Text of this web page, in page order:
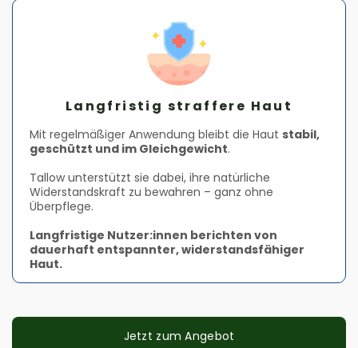
Langfristig straffere Haut
Mit regelmäßiger Anwendung bleibt die Haut stabil,
geschützt und im Gleichgewicht.
Tallow unterstützt sie dabei, ihre natürliche
Widerstandskraft zu bewahren – ganz ohne
Überpflege.
Langfristige Nutzer:innen berichten von
dauerhaft entspannter, widerstandsfähiger
Haut.
Jetzt zum Angebot